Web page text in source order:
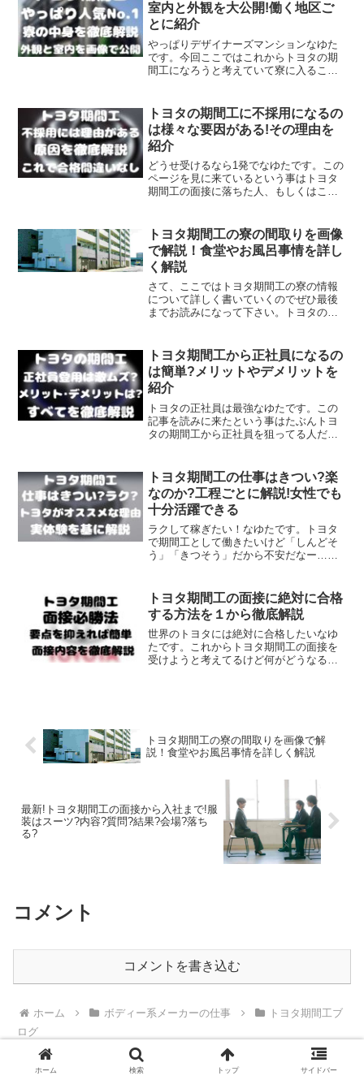
室内と外観を大公開!働く地区ご
とに紹介
やっぱりデザイナーズマンションなゆた
です。今回ここではこれからトヨタの期
間工になろうと考えていて寮に入ること
かるのは↓↓・トヨタ寮の外観画像をまと
めて紹介・トヨタ寮の室...
トヨタの期間工に不採用になるの
は様々な要因がある!その理由を
紹介
どうせ受けるなら1発でなゆたです。この
ページを見に来ているという事はトヨタ
期間工の面接に落ちた人、もしくはこれ
不採用になってしまう要因を徹底解説し
ましたここの記事を読め...
トヨタ期間工の寮の間取りを画像
で解説！食堂やお風呂事情を詳し
く解説
さて、ここではトヨタ期間工の寮の情報
について詳しく書いていくのでぜひ最後
までお読みになって下さい。トヨタの工
はありますが、おおまかな部分はほぼ同
じです。
トヨタ期間工から正社員になるの
は簡単?メリットやデメリットを
紹介
トヨタの正社員は最強なゆたです。この
記事を読みに来たという事はたぶんトヨ
タの期間工から正社員を狙ってる人だと
のか？また、メリットやデメリットはあ
るのか？（金銭面や仕事内...
トヨタ期間工の仕事はきつい?楽
なのか?工程ごとに解説!女性でも
十分活躍できる
ラクして稼ぎたい！なゆたです。トヨタ
で期間工として働きたいけど「しんどそ
う」「きつそう」だから不安だなー…そ
できるように詳しくまとめたのでぜひ最
後までお読みください。
トヨタ期間工の面接に絶対に合格
する方法を１から徹底解説
世界のトヨタには絶対に合格したいなゆ
たです。これからトヨタ期間工の面接を
受けようと考えてるけど何がどうなるの
トヨタ期間工の寮の間取りを画像で解
説！食堂やお風呂事情を詳しく解説
最新!トヨタ期間工の面接から入社まで!服
装はスーツ?内容?質問?結果?会場?落ち
る?
コメント
コメントを書き込む
ホーム ボディー系メーカーの仕事
トヨタ期間工ブ
ログ
ホーム 検索 トップ サイドバー